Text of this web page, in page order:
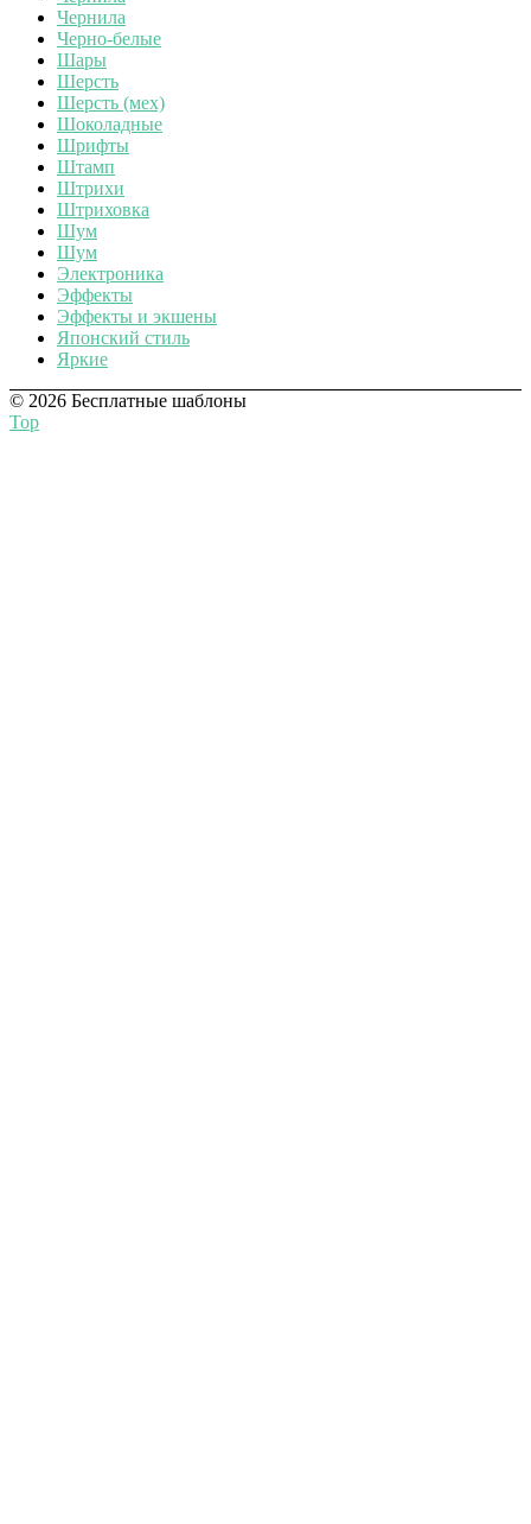
Чернила
Черно-белые
Шары
Шерсть
Шерсть (мех)
Шоколадные
Шрифты
Штамп
Штрихи
Штриховка
Шум
Шум
Электроника
Эффекты
Эффекты и экшены
Японский стиль
Яркие
© 2026 Бесплатные шаблоны
Top